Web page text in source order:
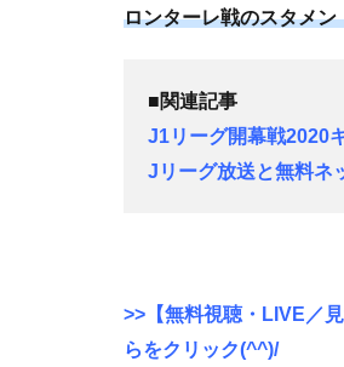
ロンターレ戦のスタメ
■関連記事
J1リーグ開幕戦2020
Jリーグ放送と無料ネ
>>【無料視聴・LIVE／
らをクリック(^^)/